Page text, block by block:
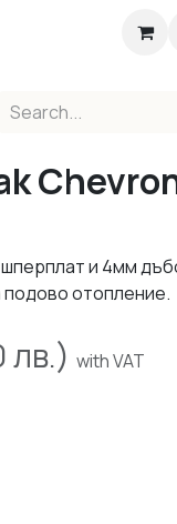
и 4мм
отопление.
лв.) with VAT